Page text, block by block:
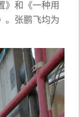
》和《一种用
。张鹏飞均为